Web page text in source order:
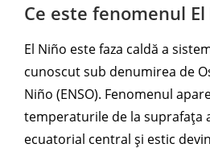
Ce este fenomenul El
El Niño este faza caldă a
cunoscut sub denumirea de
Niño (ENSO). Fenomenul
temperaturile de la suprafața
ecuatorial central și estic